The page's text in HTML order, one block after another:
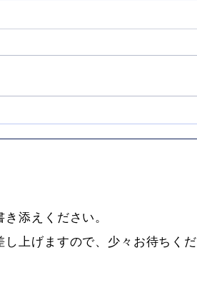
言「初歩的なミ
添えください。
上げますので、少々お待ちくだ